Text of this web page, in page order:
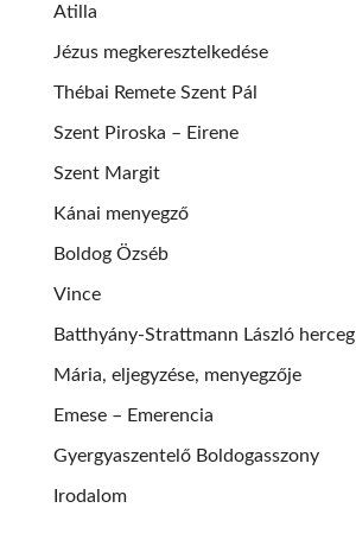
Atilla
Jézus megkeresztelkedése
Thébai Remete Szent Pál
Szent Piroska – Eirene
Szent Margit
Kánai menyegző
Boldog Özséb
Vince
Batthyány-Strattmann László herceg
Mária, eljegyzése, menyegzője
Emese – Emerencia
Gyergyaszentelő Boldogasszony
Irodalom